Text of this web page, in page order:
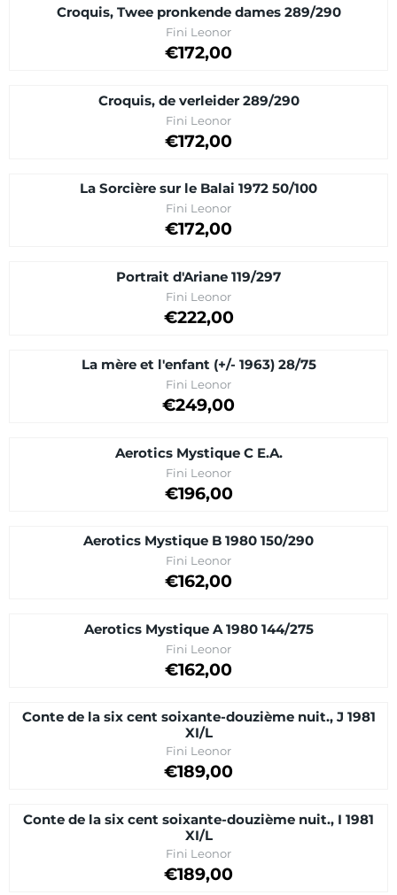
Croquis, Twee pronkende dames 289/290
Brand:
Fini Leonor
Price on request
€172,00
Croquis, de verleider 289/290
Brand:
Fini Leonor
Price on request
€172,00
La Sorcière sur le Balai 1972 50/100
Brand:
Fini Leonor
Price: 172,00
€172,00
Portrait d'Ariane 119/297
Brand:
Fini Leonor
Price on request
€222,00
La mère et l'enfant (+/- 1963) 28/75
Brand:
Fini Leonor
Price on request
€249,00
Aerotics Mystique C E.A.
Brand:
Fini Leonor
Price on request
€196,00
Aerotics Mystique B 1980 150/290
Brand:
Fini Leonor
Price on request
€162,00
Aerotics Mystique A 1980 144/275
Brand:
Fini Leonor
Price on request
€162,00
Conte de la six cent soixante-douzième nuit., J 1981
XI/L
Brand:
Fini Leonor
Price on request
€189,00
Conte de la six cent soixante-douzième nuit., I 1981
XI/L
Brand:
Fini Leonor
Price on request
€189,00